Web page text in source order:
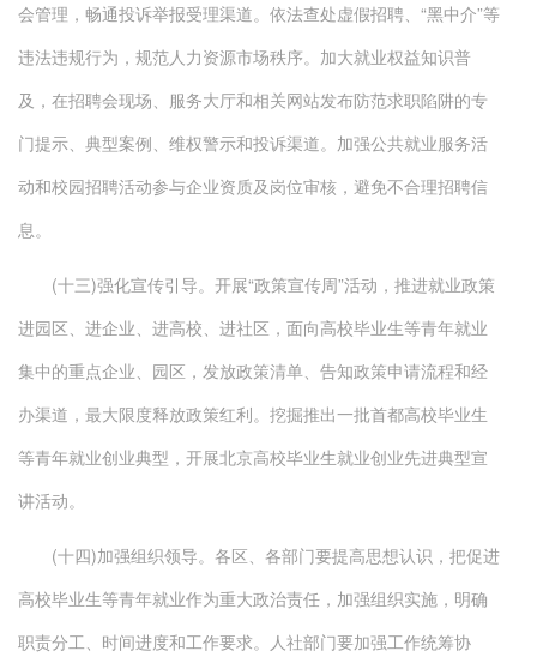
会管理，畅通投诉举报受理渠道。依法查处虚假招聘、“黑中介”等
违法违规行为，规范人力资源市场秩序。加大就业权益知识普
及，在招聘会现场、服务大厅和相关网站发布防范求职陷阱的专
门提示、典型案例、维权警示和投诉渠道。加强公共就业服务活
动和校园招聘活动参与企业资质及岗位审核，避免不合理招聘信
息。
(十三)强化宣传引导。开展“政策宣传周”活动，推进就业政策
进园区、进企业、进高校、进社区，面向高校毕业生等青年就业
集中的重点企业、园区，发放政策清单、告知政策申请流程和经
办渠道，最大限度释放政策红利。挖掘推出一批首都高校毕业生
等青年就业创业典型，开展北京高校毕业生就业创业先进典型宣
讲活动。
(十四)加强组织领导。各区、各部门要提高思想认识，把促进
高校毕业生等青年就业作为重大政治责任，加强组织实施，明确
职责分工、时间进度和工作要求。人社部门要加强工作统筹协